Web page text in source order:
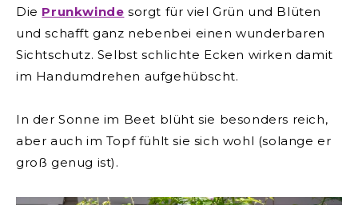
Die Prunkwinde sorgt für viel Grün und Blüten
und schafft ganz nebenbei einen wunderbaren
Sichtschutz. Selbst schlichte Ecken wirken damit
im Handumdrehen aufgehübscht.
In der Sonne im Beet blüht sie besonders reich,
aber auch im Topf fühlt sie sich wohl (solange er
groß genug ist).